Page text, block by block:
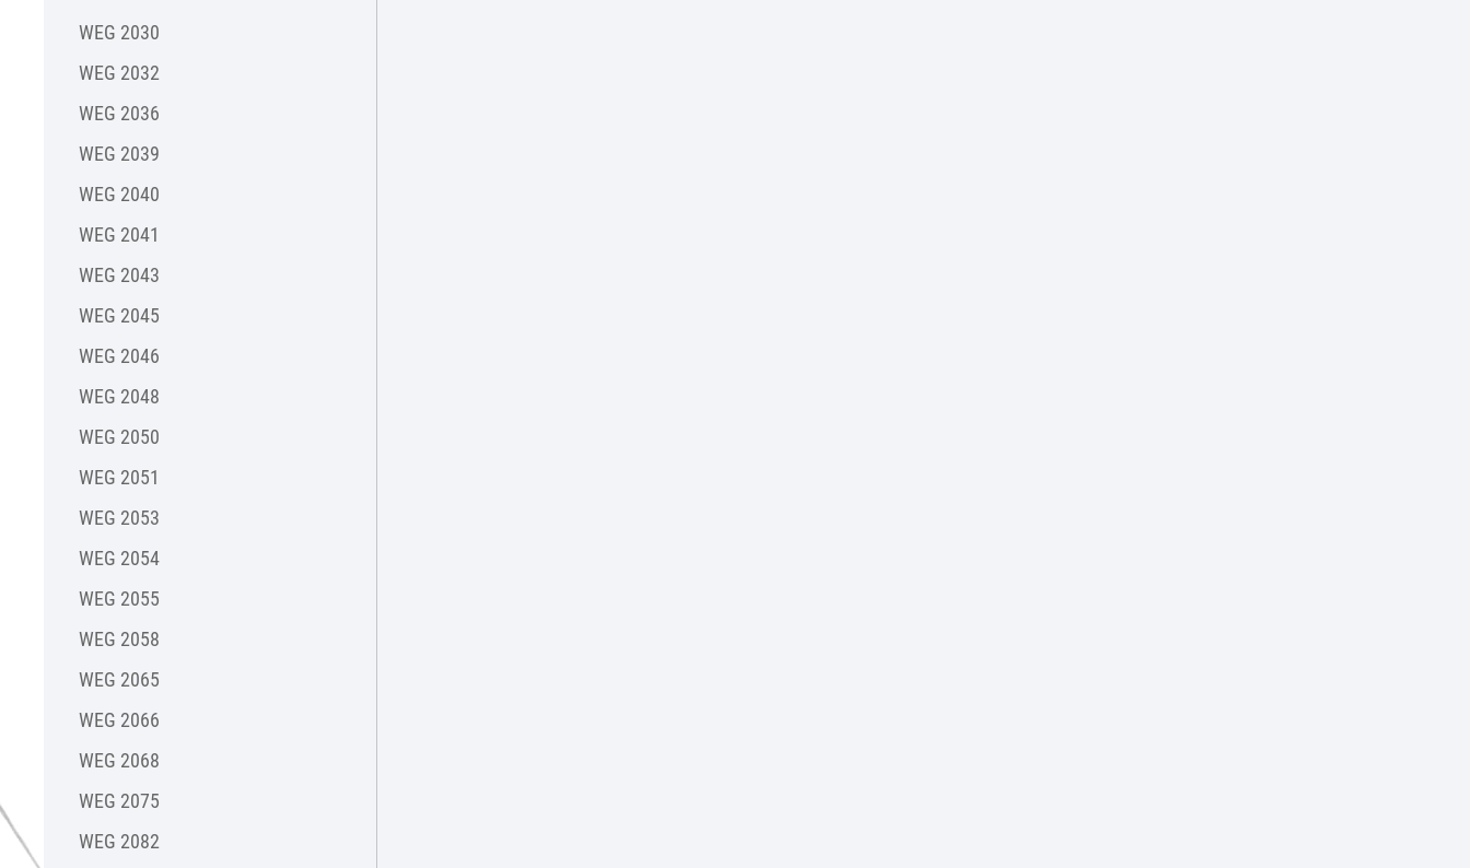
WEG 2030
WEG 2032
WEG 2036
WEG 2039
WEG 2040
WEG 2041
WEG 2043
WEG 2045
WEG 2046
WEG 2048
WEG 2050
WEG 2051
WEG 2053
WEG 2054
WEG 2055
WEG 2058
WEG 2065
WEG 2066
WEG 2068
WEG 2075
WEG 2082